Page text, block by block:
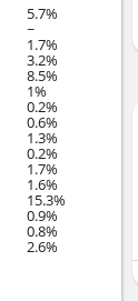
5.7%
~
1.7%
3.2%
8.5%
1%
0.2%
0.6%
1.3%
0.2%
1.7%
1.6%
15.3%
0.9%
0.8%
2.6%